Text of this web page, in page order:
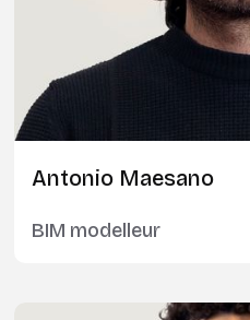
Antonio Maesano
BIM modelleur